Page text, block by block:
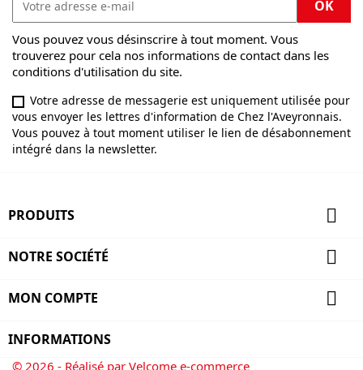
Vous pouvez vous désinscrire à tout moment. Vous
trouverez pour cela nos informations de contact dans les
conditions d'utilisation du site.
Votre adresse de messagerie est uniquement utilisée pour
vous envoyer les lettres d'information de Chez l'Aveyronnais.
Vous pouvez à tout moment utiliser le lien de désabonnement
intégré dans la newsletter.
PRODUITS 
NOTRE SOCIÉTÉ 
MON COMPTE 
INFORMATIONS
© 2026 - Réalisé par Velcome e-commerce